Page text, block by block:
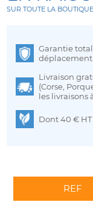
SUR TOUTE LA
Garantie
déplacement
Livraison
(Corse,
les livraisons
Dont 40 €
REF